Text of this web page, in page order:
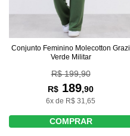
Conjunto Feminino Molecotton Grazi
Verde Militar
R$ 199,90
R$ 189,90
6x de R$ 31,65
COMPRAR